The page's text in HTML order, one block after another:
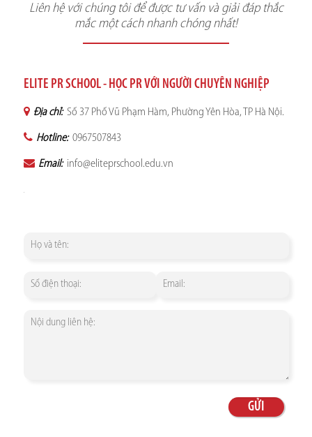
Liên hệ với chúng tôi để được tư vấn và giải đáp thắc
mắc một cách nhanh chóng nhất!
ELITE PR SCHOOL - HỌC PR VỚI NGƯỜI CHUYÊN NGHIỆP
Địa chỉ: Số 37 Phố Vũ Phạm Hàm, Phường Yên Hòa, TP Hà Nội.
Hotline: 0967507843
Email: info@eliteprschool.edu.vn